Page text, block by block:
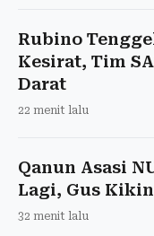
Rubino
Kesirat, Tim
Darat
22 menit lalu
Qanun Asasi
Lagi, Gus
32 menit lalu